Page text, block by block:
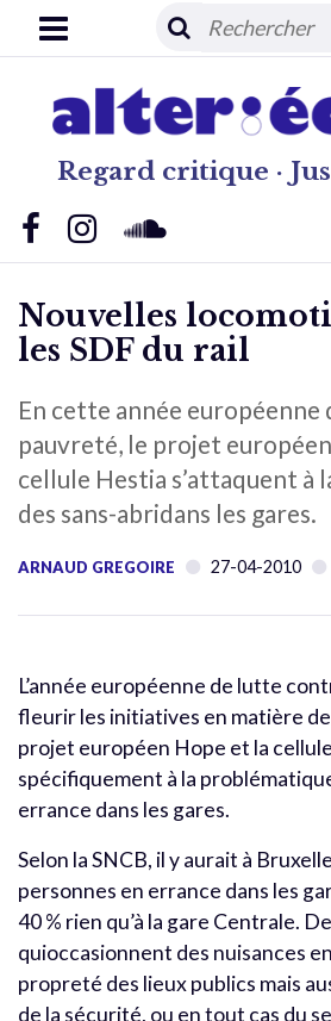
Regard critique ·
Nouvelles
les SDF du rail
En cette année
pauvreté, le projet
cellule Hestia s’attaquent à
des sans-abridans les gares.
ARNAUD GREGOIRE 27-04-2010
L’année européenne de lutte
fleurir les initiatives en matière
projet européen Hope et la
spécifiquement à la
errance dans les gares.
Selon la SNCB, il y aurait à
personnes en errance dans les
40 % rien qu’à la gare Centrale.
quioccasionnent des nuisances
propreté des lieux publics mais
de la sécurité, ou en tout cas du